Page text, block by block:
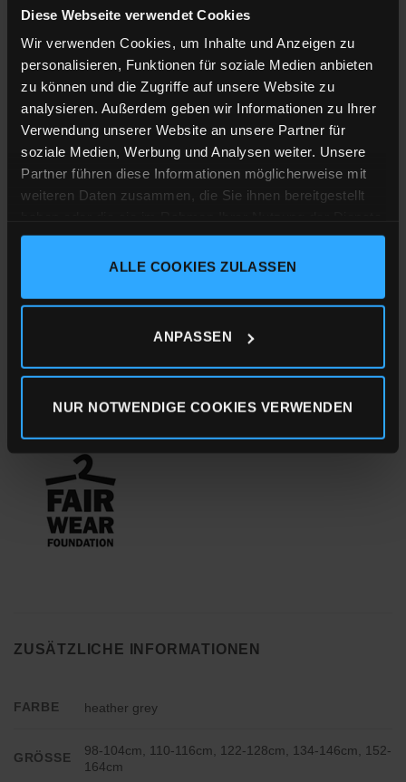
Diese Webseite verwendet Cookies
Wir verwenden Cookies, um Inhalte und Anzeigen zu
personalisieren, Funktionen für soziale Medien anbieten
zu können und die Zugriffe auf unsere Website zu
analysieren. Außerdem geben wir Informationen zu Ihrer
Verwendung unserer Website an unsere Partner für
soziale Medien, Werbung und Analysen weiter. Unsere
Partner führen diese Informationen möglicherweise mit
weiteren Daten zusammen, die Sie ihnen bereitgestellt
gesammelt haben.
ALLE COOKIES ZULASSEN
ANPASSEN
NUR NOTWENDIGE COOKIES VERWENDEN
5€ pro verkauftem Shirt, gehen als Spende an die
Katharinenhöhe.
Shirt-Material :
Kinder Rundhals T-Shirt, 100% ringgesponnene gekämmte
Bio-Baumwolle, Single Jersey mit 155g/m²
Medium Fit
ZUSÄTZLICHE INFORMATIONEN
FARBE heather grey
GRÖSSE
98-104cm, 110-116cm, 122-128cm, 134-146cm, 152-
164cm